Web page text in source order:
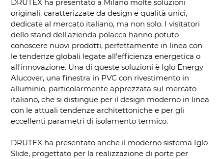
DRUTEX ha presentato a Milano molte soluzioni
originali, caratterizzate da design e qualità unici,
dedicate al mercato italiano, ma non solo. I visitatori
dello stand dell'azienda polacca hanno potuto
conoscere nuovi prodotti, perfettamente in linea con
le tendenze globali legate all'efficienza energetica o
all'innovazione. Una di queste soluzioni è Iglo Energy
Alucover, una finestra in PVC con rivestimento in
alluminio, particolarmente apprezzata sul mercato
italiano, che si distingue per il design moderno in linea
con le attuali tendenze architettoniche e per gli
eccellenti parametri di isolamento termico.
DRUTEX ha presentato anche il moderno sistema Iglo
Slide, progettato per la realizzazione di porte per